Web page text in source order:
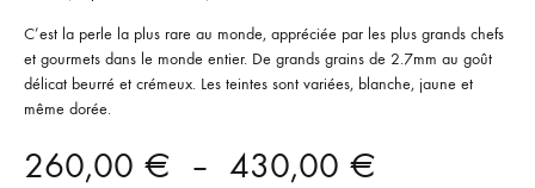
C’est la perle la plus rare au monde, appréciée par les plus grands chefs
et gourmets dans le monde entier. De grands grains de 2.7mm au goût
délicat beurré et crémeux. Les teintes sont variées, blanche, jaune et
même dorée.
260,00 € – 430,00 €